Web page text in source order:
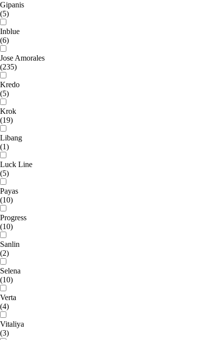
Gipanis
(5)
Inblue
(6)
Jose Amorales
(235)
Kredo
(5)
Krok
(19)
Libang
(1)
Luck Line
(5)
Payas
(10)
Progress
(10)
Sanlin
(2)
Selena
(10)
Verta
(4)
Vitaliya
(3)